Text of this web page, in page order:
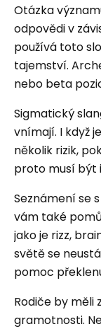
Otázka
odpovědi v
používá toto
tajemství.
nebo beta
Sigmatický
vnímají. I když
několik rizik,
proto musí být
Seznámení se
vám také
jako je rizz,
světě se
pomoc
Rodiče by měli
gramotnosti.